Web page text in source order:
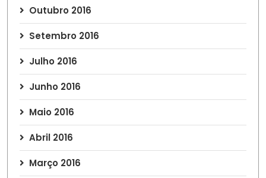
Outubro 2016
Setembro 2016
Julho 2016
Junho 2016
Maio 2016
Abril 2016
Março 2016